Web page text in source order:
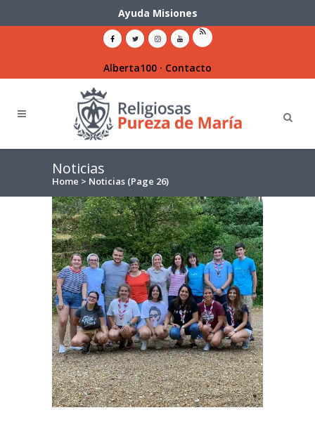
Ayuda Misiones
Alberta100 · Contacto
Noticias
Home > Noticias (Page 26)